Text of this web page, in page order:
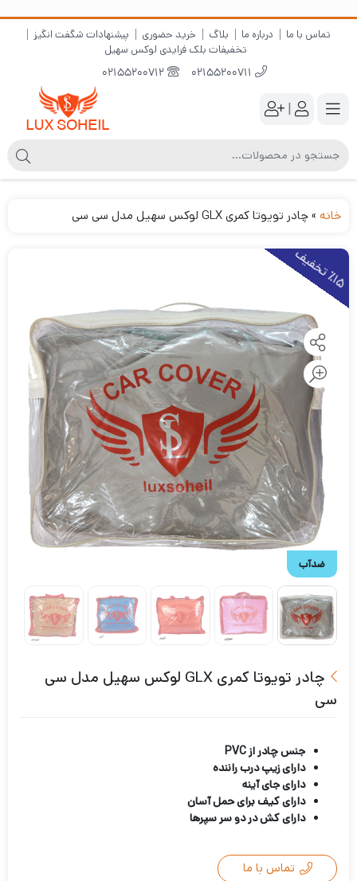
تماس با ما درباره ما بلاگ خرید حضوری
پیشنهادات شگفت انگیز
تخفیفات بلک فرایدی لوکس سهیل
|
خانه »چادر تویوتا کمری GLX لوکس سهیل مدل سی سی
٪1
5
ت
خ
ف
یف
ضدآب
چادر تویوتا کمری GLX لوکس سهیل مدل سی
سی
جنس چادر از PVC
دارای زیپ درب راننده
دارای جای آینه
دارای کیف برای حمل آسان
دارای کش در دو سر سپرها
تماس با ما